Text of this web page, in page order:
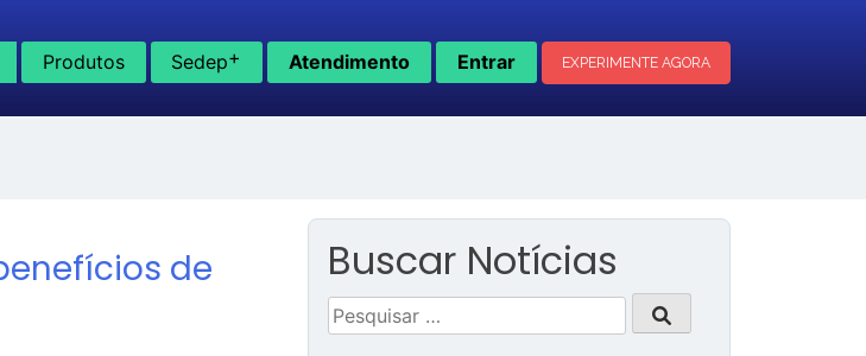
Produtos Sedep+ Atendimento Entrar EXPERIMENTE AGORA
de
Buscar Notícias
Pesquisar
por: